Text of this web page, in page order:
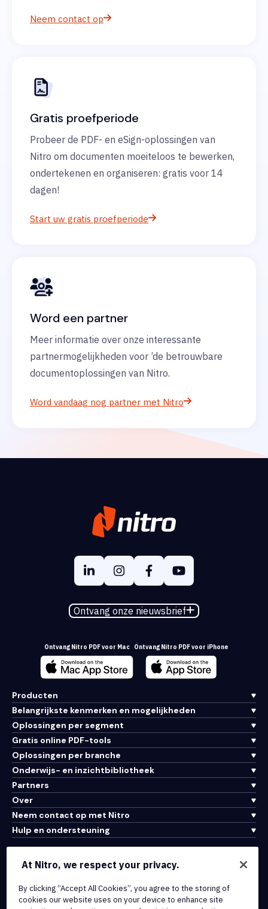
Neem contact op
Gratis proefperiode
Probeer de PDF- en eSign-oplossingen van
Nitro om documenten moeiteloos te bewerken,
ondertekenen en organiseren: gratis voor 14
dagen!
Start uw gratis proefperiode
Word een partner
Meer informatie over onze interessante
partnermogelijkheden voor ’de betrouwbare
documentoplossingen van Nitro.
Word vandaag nog partner met Nitro
Ontvang onze nieuwsbrief
Ontvang Nitro PDF voor Mac Ontvang Nitro PDF voor iPhone
Producten
Belangrijkste kenmerken en mogelijkheden
Oplossingen per segment
Gratis online PDF-tools
Oplossingen per branche
Onderwijs- en inzichtbibliotheek
Partners
Over
Neem contact op met Nitro
Hulp en ondersteuning
Integraties en API-connectiviteit
Cookiebeleid
Copyrightbeleid
At Nitro, we respect your privacy.
By clicking “Accept All Cookies”, you agree to the storing of
cookies our website uses on your device to enhance site